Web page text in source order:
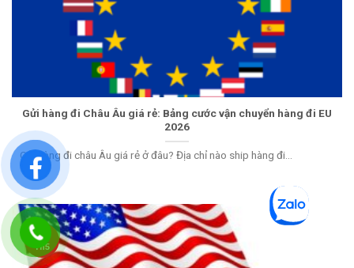
Gửi hàng đi Châu Âu giá rẻ: Bảng cước vận chuyển hàng đi EU
2026
Gửi hàng đi châu Âu giá rẻ ở đâu? Địa chỉ nào ship hàng đi...
25
Th5